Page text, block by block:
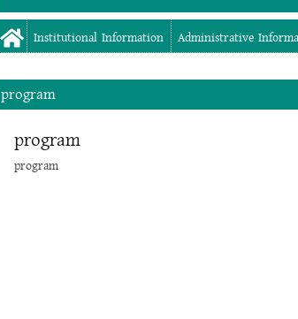
Institutional Information Administrative
program
program
program